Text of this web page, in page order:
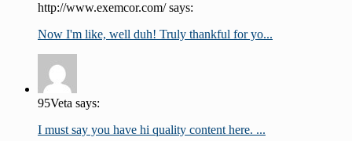
http://www.exemcor.com/ says:
Now I'm like, well duh! Truly thankful for yo...
95Veta says:
I must say you have hi quality content here. ...